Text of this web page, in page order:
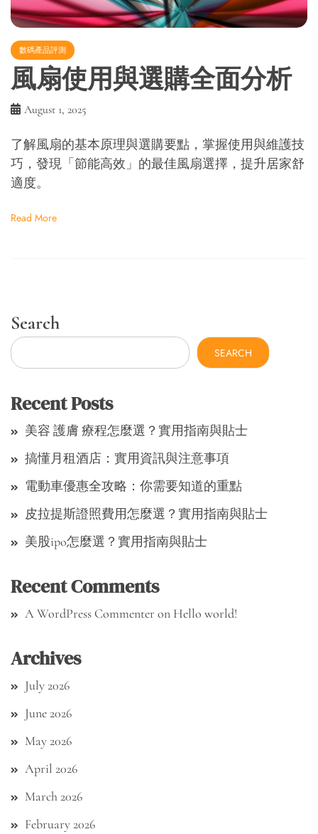
數碼產品評測
風扇使用與選購全面分析
August 1, 2025
了解風扇的基本原理與選購要點，掌握使用與維護技
巧，發現「節能高效」的最佳風扇選擇，提升居家舒
適度。
Read More
Search
SEARCH
Recent Posts
美容 護膚 療程怎麼選？實用指南與貼士
搞懂月租酒店：實用資訊與注意事項
電動車優惠全攻略：你需要知道的重點
皮拉提斯證照費用怎麼選？實用指南與貼士
美股ipo怎麼選？實用指南與貼士
Recent Comments
A WordPress Commenter on Hello world!
Archives
July 2026
June 2026
May 2026
April 2026
March 2026
February 2026